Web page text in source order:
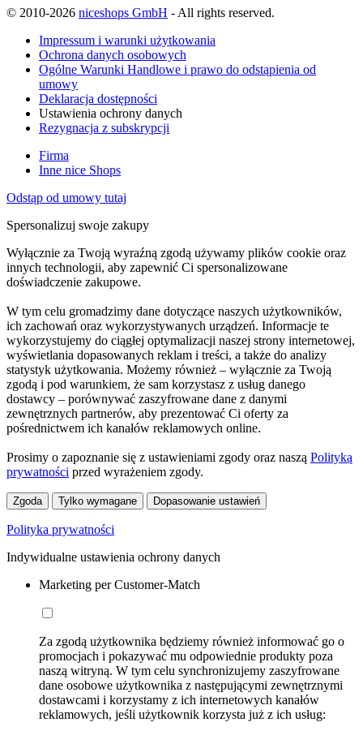
© 2010-2026 niceshops GmbH - All rights reserved.
Impressum i warunki użytkowania
Ochrona danych osobowych
Ogólne Warunki Handlowe i prawo do odstąpienia od
umowy
Deklaracja dostępności
Ustawienia ochrony danych
Rezygnacja z subskrypcji
Firma
Inne nice Shops
Odstąp od umowy tutaj
Spersonalizuj swoje zakupy
Wyłącznie za Twoją wyraźną zgodą używamy plików cookie oraz
innych technologii, aby zapewnić Ci spersonalizowane
doświadczenie zakupowe.
W tym celu gromadzimy dane dotyczące naszych użytkowników,
ich zachowań oraz wykorzystywanych urządzeń. Informacje te
wykorzystujemy do ciągłej optymalizacji naszej strony internetowej,
wyświetlania dopasowanych reklam i treści, a także do analizy
statystyk użytkowania. Możemy również – wyłącznie za Twoją
zgodą i pod warunkiem, że sam korzystasz z usług danego
dostawcy – porównywać zaszyfrowane dane z danymi
zewnętrznych partnerów, aby prezentować Ci oferty za
pośrednictwem ich kanałów reklamowych online.
Prosimy o zapoznanie się z ustawieniami zgody oraz naszą Polityką
prywatności przed wyrażeniem zgody.
Zgoda Tylko wymagane Dopasowanie ustawień
Polityka prywatności
Indywidualne ustawienia ochrony danych
Marketing per Customer-Match
Za zgodą użytkownika będziemy również informować go o
promocjach i pokazywać mu odpowiednie produkty poza
naszą witryną. W tym celu synchronizujemy zaszyfrowane
dane osobowe użytkownika z następującymi zewnętrznymi
dostawcami i korzystamy z ich internetowych kanałów
reklamowych, jeśli użytkownik korzysta już z ich usług: